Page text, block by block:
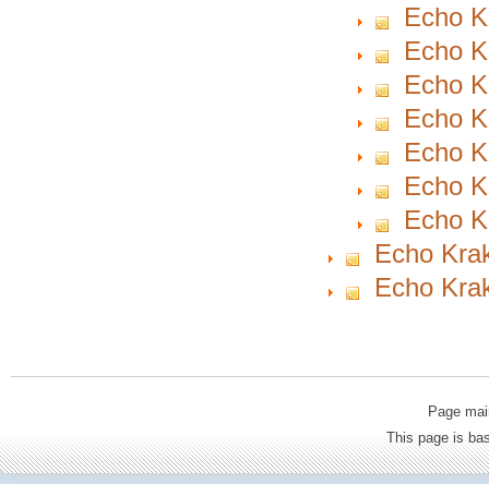
Echo
Echo
Echo
Echo
Echo
Echo
Echo
Echo
Echo
Page
This page is